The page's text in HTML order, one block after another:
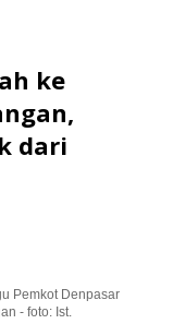
ke
dari
Pemkot Denpasar
- foto: Ist.